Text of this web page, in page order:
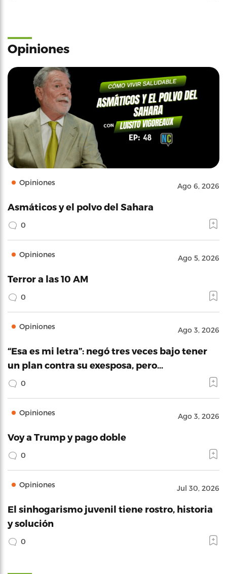
Opiniones
Opiniones Ago 6, 2026
Asmáticos y el polvo del Sahara
0
Opiniones Ago 5, 2026
Terror a las 10 AM
0
Opiniones Ago 3, 2026
“Esa es mi letra”: negó tres veces bajo tener
un plan contra su exesposa, pero…
0
Opiniones Ago 3, 2026
Voy a Trump y pago doble
0
Opiniones Jul 30, 2026
El sinhogarismo juvenil tiene rostro, historia
y solución
0